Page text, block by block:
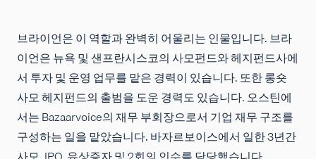
브라이언은 이 역할과 완벽히 어울리는 인물입니다. 브라
이언은 뉴욕 및 샌프란시스코의 사모펀드와 헤지펀드사에
서 투자 및 운영 업무를 맡은 경력이 있습니다. 또한 롱숏
사모 헤지펀드의 출범을 도운 경력도 있습니다. 오스틴에
서는 Bazaarvoice의 재무 부회장으로서 기업 재무 구조를
구성하는 일을 맡았습니다. 바자르보이스에서 일한 3년간